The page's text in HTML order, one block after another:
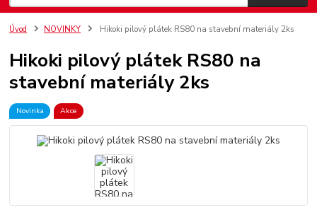
Úvod NOVINKY Hikoki pilový plátek RS80 na stavební materiály 2ks
Hikoki pilový plátek RS80 na
stavební materiály 2ks
Novinka Akce